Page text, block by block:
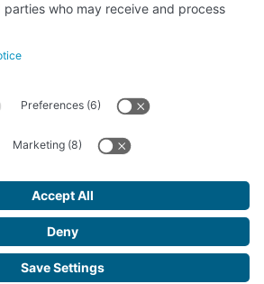
LA REAL DEL PATRIMONIO HISTÓRICO –
Aguilar de Campoo (Palencia) | 979 125 000 –
24, 1994 in the Foundations Registry of the
of Education, Culture and Sports
Real Foundation. All rights reserved.